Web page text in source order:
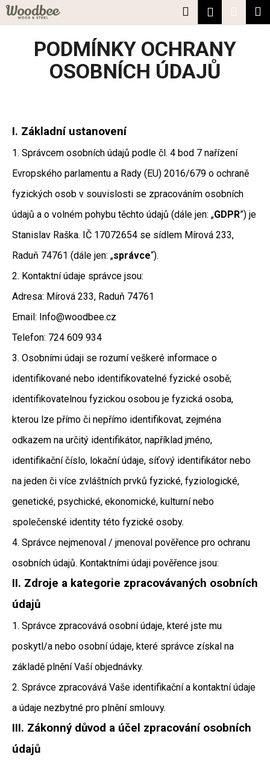
Přejít
na
obsah
HledatPřihlášení
PODMÍNKY OCHRANY
OSOBNÍCH ÚDAJŮ
I. Základní ustanovení
1. Správcem osobních údajů podle čl. 4 bod 7 nařízení
Evropského parlamentu a Rady (EU) 2016/679 o ochraně
fyzických osob v souvislosti se zpracováním osobních
údajů a o volném pohybu těchto údajů (dále jen: „GDPR”) je
Stanislav Raška. IČ 17072654 se sídlem Mírová 233,
Raduň 74761 (dále jen: „správce“).
2. Kontaktní údaje správce jsou:
Adresa: Mírová 233, Raduň 74761
Email: Info@woodbee.cz
Telefon: 724 609 934
3. Osobními údaji se rozumí veškeré informace o
identifikované nebo identifikovatelné fyzické osobě;
identifikovatelnou fyzickou osobou je fyzická osoba,
kterou lze přímo či nepřímo identifikovat, zejména
odkazem na určitý identifikátor, například jméno,
identifikační číslo, lokační údaje, síťový identifikátor nebo
na jeden či více zvláštních prvků fyzické, fyziologické,
genetické, psychické, ekonomické, kulturní nebo
společenské identity této fyzické osoby.
4. Správce nejmenoval / jmenoval pověřence pro ochranu
osobních údajů. Kontaktními údaji pověřence jsou:
II. Zdroje a kategorie zpracovávaných osobních
údajů
1. Správce zpracovává osobní údaje, které jste mu
poskytl/a nebo osobní údaje, které správce získal na
základě plnění Vaší objednávky.
2. Správce zpracovává Vaše identifikační a kontaktní údaje
a údaje nezbytné pro plnění smlouvy.
III. Zákonný důvod a účel zpracování osobních
údajů
K
o
t
ř
e
b
u
j
e
t
e
n
j
í
t
D
o
p
o
u
č
j
e
e
STOLEK
EUNOMIA
6
400
Kč